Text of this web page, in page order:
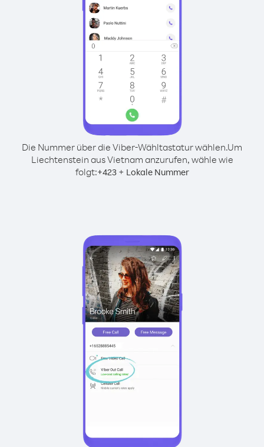
Die Nummer über die Viber-Wähltastatur wählen.Um
Liechtenstein aus Vietnam anzurufen, wähle wie
folgt:+423+ Lokale Nummer